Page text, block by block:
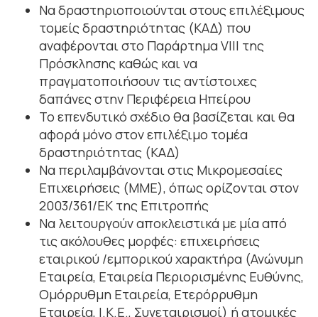
Να δραστηριοποιούνται στους επιλέξιμους
τομείς δραστηριότητας (ΚΑΔ) που
αναφέρονται στο Παράρτημα VIII της
Πρόσκλησης καθώς και να
πραγματοποιήσουν τις αντίστοιχες
δαπάνες στην Περιφέρεια Ηπείρου
Το επενδυτικό σχέδιο θα βασίζεται και θα
αφορά μόνο στον επιλέξιμο τομέα
δραστηριότητας (ΚΑΔ)
Να περιλαμβάνονται στις Μικρομεσαίες
Επιχειρήσεις (ΜΜΕ), όπως ορίζονται στον
2003/361/ΕΚ της Επιτροπής
Να λειτουργούν αποκλειστικά με μία από
τις ακόλουθες μορφές: επιχειρήσεις
εταιρικού /εμπορικού χαρακτήρα (Ανώνυμη
Εταιρεία, Εταιρεία Περιορισμένης Ευθύνης,
Ομόρρυθμη Εταιρεία, Ετερόρρυθμη
Εταιρεία, Ι.Κ.Ε., Συνεταιρισμοί) ή ατομικές